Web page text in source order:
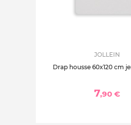
JOLLEIN
Drap housse 60x120 cm
7,90 €